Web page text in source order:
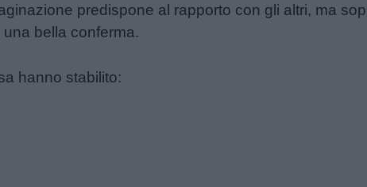
predispone al rapporto con gli altri, ma
bella conferma.
hanno stabilito: